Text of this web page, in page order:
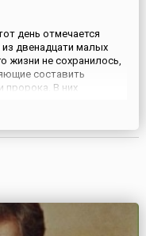
день отмечается
двенадцати малых
жизни не сохранилось,
составить
пророка. В них